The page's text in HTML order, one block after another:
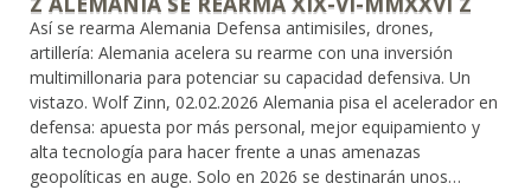
Así se rearma Alemania Defensa antimisiles, drones,
artillería: Alemania acelera su rearme con una inversión
multimillonaria para potenciar su capacidad defensiva. Un
vistazo. Wolf Zinn, 02.02.2026 Alemania pisa el acelerador en
defensa: apuesta por más personal, mejor equipamiento y
alta tecnología para hacer frente a unas amenazas
geopolíticas en auge. Solo en 2026 se destinarán unos…